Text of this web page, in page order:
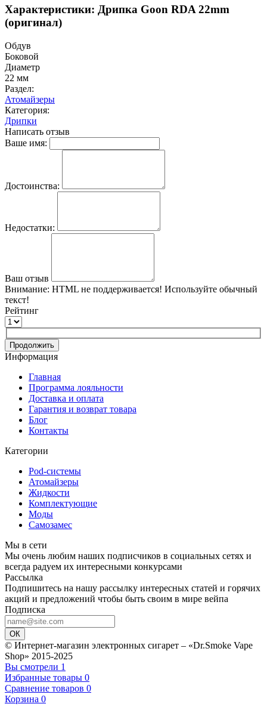
Характеристики: Дрипка Goon RDA 22mm
(оригинал)
Обдув
Боковой
Диаметр
22 мм
Раздел:
Атомайзеры
Категория:
Дрипки
Написать отзыв
Ваше имя:
Достоинства:
Недостатки:
Ваш отзыв
Внимание: HTML не поддерживается! Используйте обычный
текст!
Рейтинг
Продолжить
Информация
Главная
Программа лояльности
Доставка и оплата
Гарантия и возврат товара
Блог
Контакты
Категории
Pod-системы
Атомайзеры
Жидкости
Комплектующие
Моды
Самозамес
Мы в сети
Мы очень любим наших подписчиков в социальных сетях и
всегда радуем их интересными конкурсами
Рассылка
Подпишитесь на нашу рассылку интересных статей и горячих
акций и предложений чтобы быть своим в мире вейпа
Подписка
ОК
© Интернет-магазин электронных сигарет – «Dr.Smoke Vape
Shop» 2015-2025
Вы смотрели 1
Избранные товары 0
Сравнение товаров 0
Корзина 0